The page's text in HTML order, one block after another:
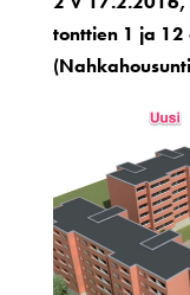
tonttien 1 ja 12